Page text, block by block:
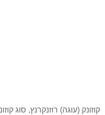
קוזונק (עוגה) רוזנקרנץ, סוג